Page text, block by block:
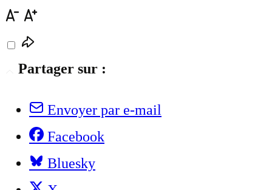
Partager sur :
Envoyer par e-mail
Facebook
Bluesky